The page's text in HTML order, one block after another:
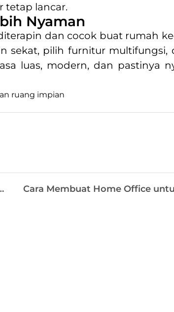
tetap lancar.
Nyaman
dan cocok buat rumah
sekat, pilih furnitur multifungsi,
luas, modern, dan pastinya
ruang impian
yang Nyaman